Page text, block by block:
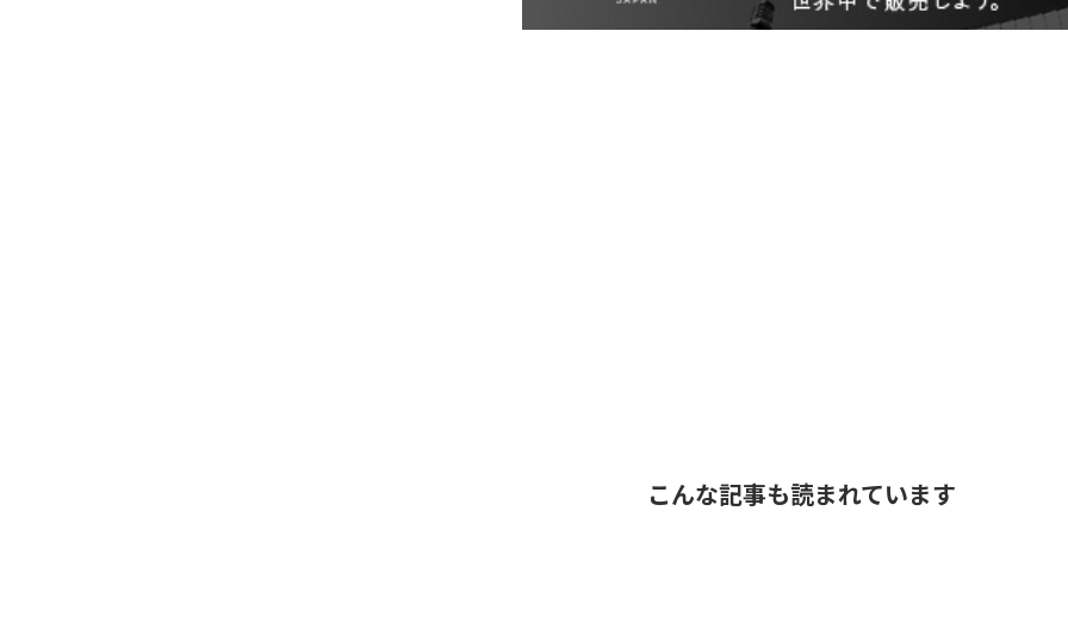
こんな記事も読まれています